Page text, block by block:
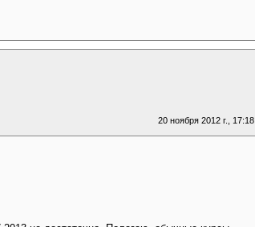
20 ноября 2012 г., 17:18